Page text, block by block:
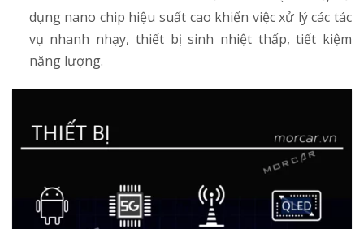
dụng nano chip hiệu suất cao khiến việc xử lý các tác
vụ nhanh nhạy, thiết bị sinh nhiệt thấp, tiết kiệm
năng lượng.